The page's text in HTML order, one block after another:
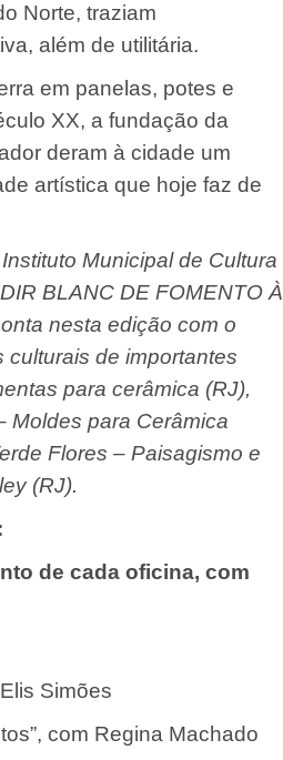
Norte, traziam
além de utilitária.
em panelas, potes e
XX, a fundação da
deram à cidade um
artística que hoje faz de
Municipal de Cultura
BLANC DE FOMENTO À
nesta edição com o
de importantes
para cerâmica (RJ),
Moldes para Cerâmica
Flores – Paisagismo e
(RJ).
de cada oficina, com
Simões
com Regina Machado